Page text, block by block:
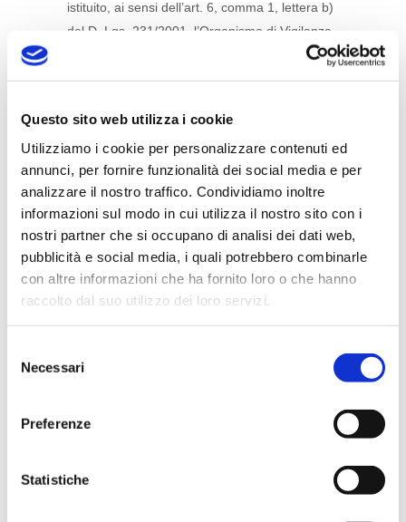
Questo sito web utilizza i cookie
Utilizziamo i cookie per personalizzare contenuti ed
annunci, per fornire funzionalità dei social media e per
analizzare il nostro traffico. Condividiamo inoltre
informazioni sul modo in cui utilizza il nostro sito con i
nostri partner che si occupano di analisi dei dati web,
pubblicità e social media, i quali potrebbero combinarle
con altre informazioni che ha fornito loro o che hanno
raccolto dal suo utilizzo dei loro servizi.
delNecessari
Preferenze
Statistiche
istituito, ai sensi dell’art. 6, comma 1, lettera b)
del D. Lgs. 231/2001, l’Organismo di Vigilanza
in forma monocratica al fine di proseguire nel
percorso di adozione del Modello organizzativo
nominato quale unico componente dello stesso
l’Avv. Sara Pratissoli del Foro di Reggio Emilia,
a cui è possibile rivolgersi per eventuali
segnalazioni relative al Modello 231 ed al
Codice Etico al seguente indirizzo:odv@til.it.
Verbale di nomina ODV
Curriculum OdV
approvato anche il nuovo Codice Disciplinare
rispetto del Modello 231 e dei documenti ad
violazioni delle norme contenute nel Piano